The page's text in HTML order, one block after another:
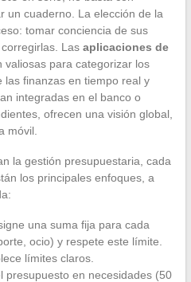
un cuaderno. La elección de la
tomar conciencia de sus
Las aplicaciones de
valiosas para categorizar los
las finanzas en tiempo real y
integradas en el banco o
ofrecen una visión global,
móvil.
la gestión presupuestaria, cada
los principales enfoques, a
una suma fija para cada
ocio) y respete este límite.
límites claros.
presupuesto en necesidades (50